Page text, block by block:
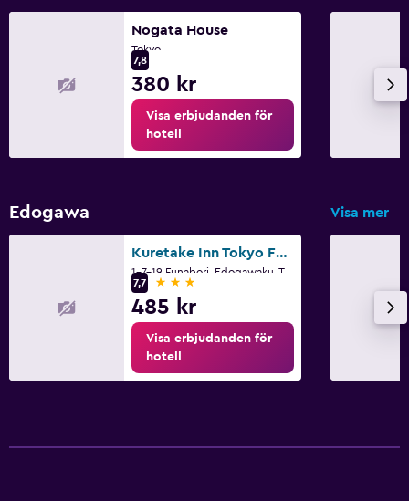
Nogata House
Tokyo
7,8
380 kr
Visa erbjudanden för
hotell
Edogawa Visa mer
Kuretake Inn Tokyo Funabori
1-7-19 Funabori, Edogawaku, Tokyo
7,7
3 stjärnor
485 kr
Visa erbjudanden för
hotell